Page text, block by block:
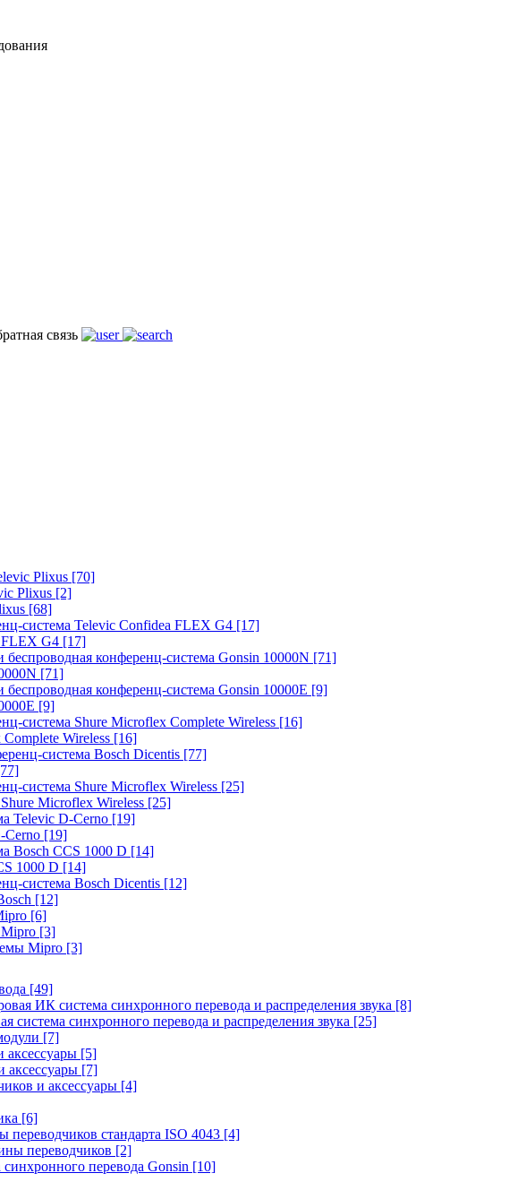
Plixus [70]
Plixus [2]
[68]
система Televic Confidea FLEX G4 [17]
FLEX G4 [17]
конференц-система Gonsin 10000N [71]
[71]
конференц-система Gonsin 10000E [9]
[9]
система Shure Microflex Complete Wireless [16]
Wireless [16]
система Bosch Dicentis [77]
система Shure Microflex Wireless [25]
Microflex Wireless [25]
Televic D-Cerno [19]
Cerno [19]
Bosch CCS 1000 D [14]
1000 D [14]
система Bosch Dicentis [12]
[12]
[6]
[3]
Mipro [3]
[49]
ИК система синхронного перевода и распределения звука [8]
система синхронного перевода и распределения звука [25]
[7]
аксессуары [5]
[7]
и аксессуары [4]
[6]
переводчиков стандарта ISO 4043 [4]
переводчиков [2]
перевода Gonsin [10]